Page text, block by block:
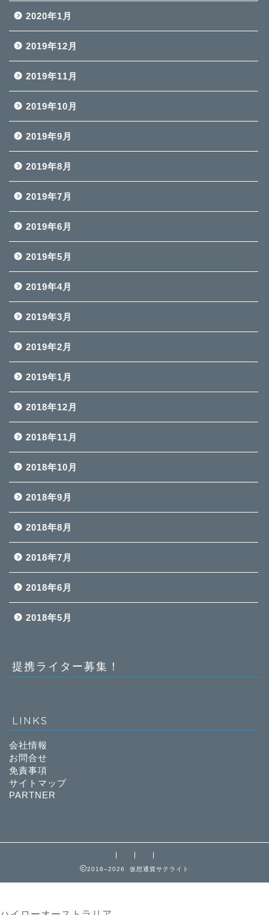
2020年1月
2019年12月
2019年11月
2019年10月
2019年9月
2019年8月
2019年7月
2019年6月
2019年5月
2019年4月
2019年3月
2019年2月
2019年1月
2018年12月
2018年11月
2018年10月
2018年9月
2018年8月
2018年7月
2018年6月
2018年5月
提携ライター募集！
LINKS
会社情報
お問合せ
免責事項
サイトマップ
PARTNER
2018–2026 仮想通貨サテライト